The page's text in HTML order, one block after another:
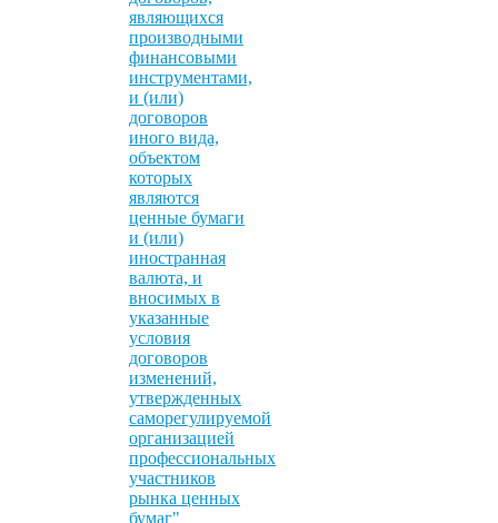
являющихся
производными
финансовыми
инструментами,
и (или)
договоров
иного вида,
объектом
которых
являются
ценные бумаги
и (или)
иностранная
валюта, и
вносимых в
указанные
условия
договоров
изменений,
утвержденных
саморегулируемой
организацией
профессиональных
участников
рынка ценных
бумаг"